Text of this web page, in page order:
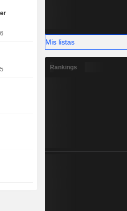
Mis listas
Rankings